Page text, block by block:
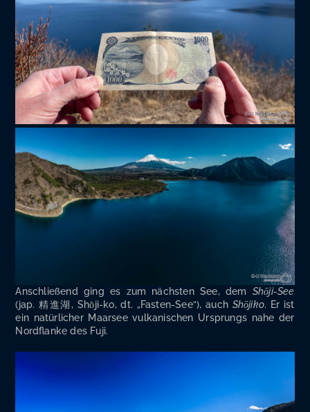
Anschlie­ßend ging es zum nächs­ten See, dem Shō­ji-See
(jap. 精進湖, Shō­ji-ko, dt. „Fas­ten-See“), auch Shō­ji­ko. Er ist
ein natür­li­cher Maar­see vul­ka­ni­schen Ursprungs nahe der
Nord­flan­ke des Fuji.